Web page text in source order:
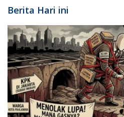
Berita Hari ini